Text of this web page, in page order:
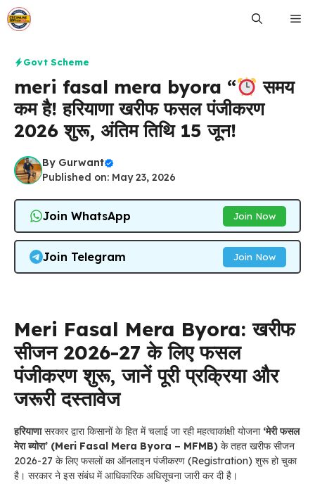
Skip
to
Govt Scheme
meri fasal mera byora “
समय
कम है! हरियाणा खरीफ फसल पंजीकरण
2026 शुरू, अंतिम तिथि 15 जून!
By Gurwant
Published on: May 23, 2026
Join WhatsApp Join Now
Join Telegram Join Now
Meri Fasal Mera Byora: खरीफ
सीजन 2026-27 के लिए फसल
पंजीकरण शुरू, जानें पूरी प्रक्रिया और
जरूरी दस्तावेज
हरियाणासरकार द्वारा किसानों के हित में चलाई जा रही महत्वाकांक्षी योजना ‘मेरी फसल
मेरा ब्योरा’ (Meri Fasal Mera Byora – MFMB) के तहत खरीफ सीजन
2026-27 के लिए फसलों का ऑनलाइन पंजीकरण (Registration) शुरू हो चुका
है। सरकार ने इस संबंध में आधिकारिक अधिसूचना जारी कर दी है।